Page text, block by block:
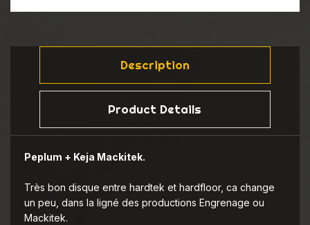
Description
Product Details
Peplum + Keja Mackitek.
Très bon disque entre hardtek et hardfloor, ca change
un peu, dans la ligné des productions Engrenage ou
Mackitek.